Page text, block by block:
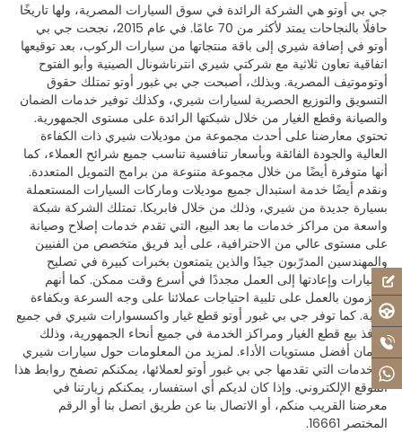
جي بي أوتو هي الشركة الرائدة في سوق السيارات المصرية، ولها تاريخًا
حافلًا بالنجاحات يمتد لأكثر من 70 عامًا. في عام 2015، نجحت جي بي
أوتو في إضافة شيري إلى باقة منتجاتها من سيارات الركوب، بعد توقيعها
اتفاقية تعاون ثلاثية مع شركتي شيري انترناشونال الصينية وأبو الفتوح
أوتوموتيف المصرية. وبذلك، أصبحت جي بي غبور أوتو تمتلك حقوق
التسويق والتوزيع الحصرية لسيارات شيري، وكذلك توفير خدمات الضمان
والصيانة وقطع الغيار من خلال شبكتها الرائدة على مستوى الجمهورية.
تحتوي معارضنا على أحدث مجموعة من موديلات شيري ذات الكفاءة
العالية والجودة الفائقة وبأسعار تنافسية تناسب جميع شرائح العملاء، كما
أنها متوفرة أيضًا من خلال مجموعة متنوعة من برامج التمويل المتعددة.
ونقدم أيضًا خدمة استبدال جميع موديلات وماركات السيارات المستعملة
بسيارة جديدة من شيري، وذلك من خلال فابريكا. تمتلك الشركة شبكة
واسعة من مراكز خدمات ما بعد البيع، التي تقدم خدمات إصلاح وصيانة
على مستوى عالي من الاحترافية، على أيد فريق متخصص من الفنيين
والمهندسين المدرّبون جيدًا والذين يتمتعون بخبرات كبيرة في تصليح
السيارات وإعادتها إلى العمل مجددًا في أسرع وقت ممكن. كما أنهم
ملتزمون بالعمل على تلبية احتياجات عملائنا على وجه السرعة وبكفاءة
عالية. كما توفر جي بي غبور أوتو قطع غيار واكسسوارات شيري في جميع
منافذ بيع قطع الغيار ومراكز الخدمة في جميع أنحاء الجمهورية، وذلك
لضمان أفضل مستويات الأداء. لمزيد من المعلومات حول سيارات شيري
والخدمات التي تقدمها جي بي غبور أوتو لعملائها، يمكنكم تصفح روابط هذا
الموقع الإلكتروني. وإذا كان لديكم أي استفسار، يمكنكم زيارتنا في
معرضنا القريب منكم، أو الاتصال بنا عن طريق اتصل بنا أو الرقم
المختصر 16661.